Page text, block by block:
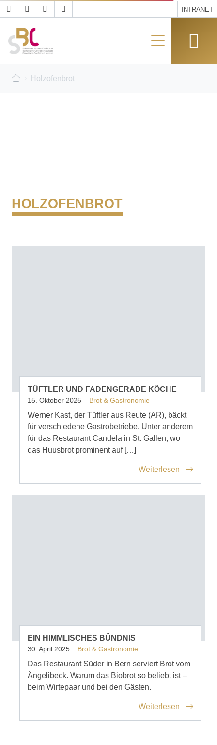
INTRANET
Holzofenbrot
HOLZOFENBROT
TÜFTLER UND FADENGERADE KÖCHE
15. Oktober 2025 Brot & Gastronomie
Werner Kast, der Tüftler aus Reute (AR), bäckt
für verschiedene Gastrobetriebe. Unter anderem
für das Restaurant Candela in St. Gallen, wo
das Huusbrot prominent auf […]
Weiterlesen
EIN HIMMLISCHES BÜNDNIS
30. April 2025 Brot & Gastronomie
Das Restaurant Süder in Bern serviert Brot vom
Ängelibeck. Warum das Biobrot so beliebt ist –
beim Wirtepaar und bei den Gästen.
Weiterlesen